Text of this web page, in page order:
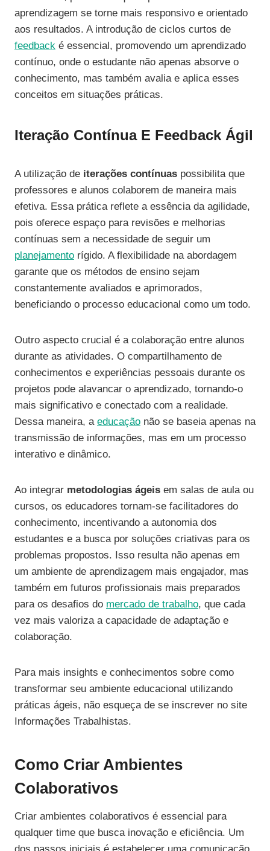
aprendizagem se torne mais responsivo e orientado
aos resultados. A introdução de ciclos curtos de
feedback é essencial, promovendo um aprendizado
contínuo, onde o estudante não apenas absorve o
conhecimento, mas também avalia e aplica esses
conceitos em situações práticas.
Iteração Contínua E Feedback Ágil
A utilização de iterações contínuas possibilita que
professores e alunos colaborem de maneira mais
efetiva. Essa prática reflete a essência da agilidade,
pois oferece espaço para revisões e melhorias
contínuas sem a necessidade de seguir um
planejamento rígido. A flexibilidade na abordagem
garante que os métodos de ensino sejam
constantemente avaliados e aprimorados,
beneficiando o processo educacional como um todo.
Outro aspecto crucial é a colaboração entre alunos
durante as atividades. O compartilhamento de
conhecimentos e experiências pessoais durante os
projetos pode alavancar o aprendizado, tornando-o
mais significativo e conectado com a realidade.
Dessa maneira, a educação não se baseia apenas na
transmissão de informações, mas em um processo
interativo e dinâmico.
Ao integrar metodologias ágeis em salas de aula ou
cursos, os educadores tornam-se facilitadores do
conhecimento, incentivando a autonomia dos
estudantes e a busca por soluções criativas para os
problemas propostos. Isso resulta não apenas em
um ambiente de aprendizagem mais engajador, mas
também em futuros profissionais mais preparados
para os desafios do mercado de trabalho, que cada
vez mais valoriza a capacidade de adaptação e
colaboração.
Para mais insights e conhecimentos sobre como
transformar seu ambiente educacional utilizando
práticas ágeis, não esqueça de se inscrever no site
Informações Trabalhistas.
Como Criar Ambientes
Colaborativos
Criar ambientes colaborativos é essencial para
qualquer time que busca inovação e eficiência. Um